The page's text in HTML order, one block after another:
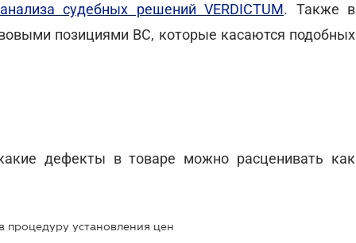
судебных решений VERDICTUM. Также в
позициями ВС, которые касаются подобных
дефекты в товаре можно расценивать как
процедуру установления цен